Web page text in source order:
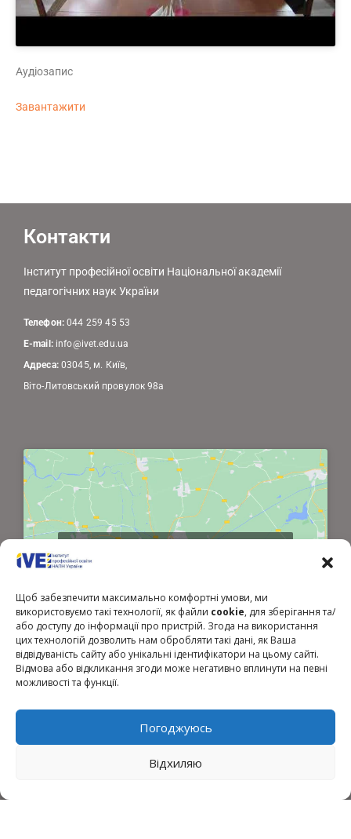
Щоб забезпечити максимально комфортні умови, ми
використовуємо такі технології, як файли cookie, для зберігання та/
або доступу до інформації про пристрій. Згода на використання
цих технологій дозволить нам обробляти такі дані, як Ваша
відвідуваність сайту або унікальні ідентифікатори на цьому сайті.
Відмова або відкликання згоди може негативно вплинути на певні
можливості та функції.
Погоджуюсь
Відхиляю
Аудіозапис
Завантажити
Контакти
Інститут професійної освіти Національної академії
педагогічних наук України
Телефон:044 259 45 53
E-mail: info@ivet.edu.ua
Адреса:03045, м. Київ,
Віто-Литовський провулок 98а
Верховна Рада України